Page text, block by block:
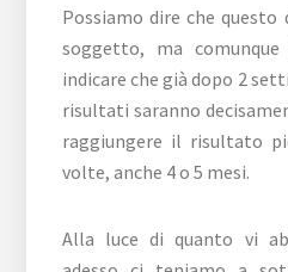
Possiamo dire che
soggetto, ma
indicare che già dopo 2
risultati saranno
raggiungere il risultato
volte, anche 4 o 5 mesi.
Alla luce di quanto vi